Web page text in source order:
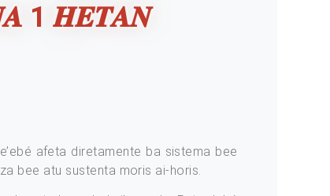
1 𝑯𝑬𝑻𝑨𝑵
afeta diretamente ba sistema bee
bee atu sustenta moris ai-horis.